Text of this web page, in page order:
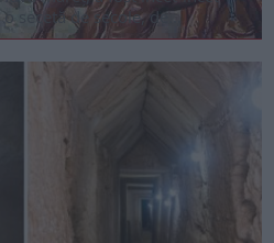
o secetă de secole, de...